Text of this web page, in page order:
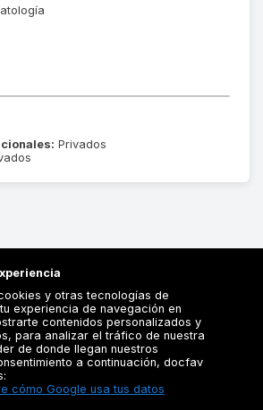
Privados
Registrarse
y otras tecnologías de
experiencia de navegación en
contenidos personalizados y
para analizar el tráfico de nuestra
de donde llegan nuestros
a continuación, docfav
cómo Google usa tus datos